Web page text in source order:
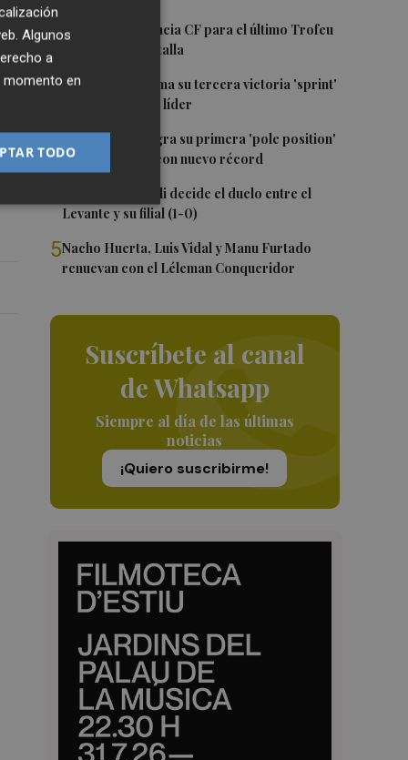
1El once del Valencia CF para el último Trofeu
Taronja de Mestalla
2 Jorge Martín suma su tercera victoria 'sprint'
del año y es más líder
3 Jorge Martín logra su primera 'pole position'
en Silverstone, con nuevo récord
Un gol de Bardeli decide el duelo entre el
Levante y su filial (1-0)
5Nacho Huerta, Luis Vidal y Manu Furtado
renuevan con el Léleman Conqueridor
Suscríbete al canal
de Whatsapp
Siempre al día de las últimas
noticias
¡Quiero suscribirme!
Algunos
a
momento en
TODO